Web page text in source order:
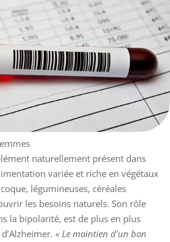
naturellement présent dans
variée et riche en végétaux
légumineuses, céréales
les besoins naturels. Son rôle
la bipolarité, est de plus en plus
« Le maintien d’un bon